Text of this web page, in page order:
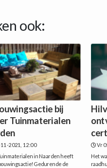
ook:
bij
Tuinmaterialen
11-2021, 12:00
in Naarden heeft
de
Vr
Het